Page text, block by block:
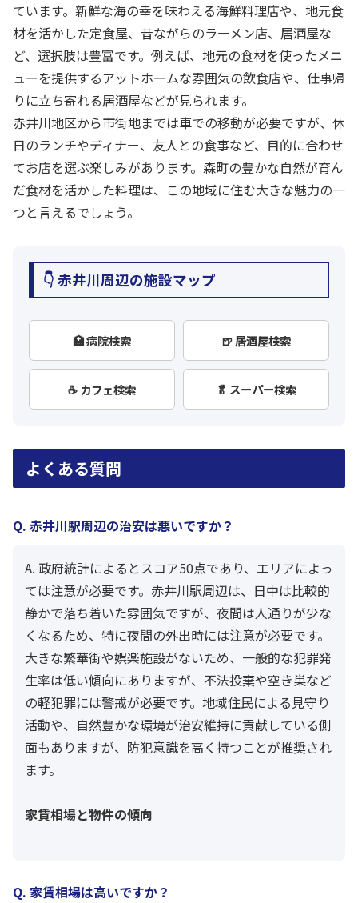
ています。新鮮な海の幸を味わえる海鮮料理店や、地元食
材を活かした定食屋、昔ながらのラーメン店、居酒屋な
ど、選択肢は豊富です。例えば、地元の食材を使ったメニ
ューを提供するアットホームな雰囲気の飲食店や、仕事帰
りに立ち寄れる居酒屋などが見られます。
赤井川地区から市街地までは車での移動が必要ですが、休
日のランチやディナー、友人との食事など、目的に合わせ
てお店を選ぶ楽しみがあります。森町の豊かな自然が育ん
だ食材を活かした料理は、この地域に住む大きな魅力の一
つと言えるでしょう。
👇 赤井川周辺の施設マップ
🏥 病院検索 🍺 居酒屋検索
☕ カフェ検索 🥬 スーパー検索
よくある質問
Q. 赤井川駅周辺の治安は悪いですか？
A. 政府統計によるとスコア50点であり、エリアによっ
ては注意が必要です。赤井川駅周辺は、日中は比較的
静かで落ち着いた雰囲気ですが、夜間は人通りが少な
くなるため、特に夜間の外出時には注意が必要です。
大きな繁華街や娯楽施設がないため、一般的な犯罪発
生率は低い傾向にありますが、不法投棄や空き巣など
の軽犯罪には警戒が必要です。地域住民による見守り
活動や、自然豊かな環境が治安維持に貢献している側
面もありますが、防犯意識を高く持つことが推奨され
ます。
家賃相場と物件の傾向
Q. 家賃相場は高いですか？